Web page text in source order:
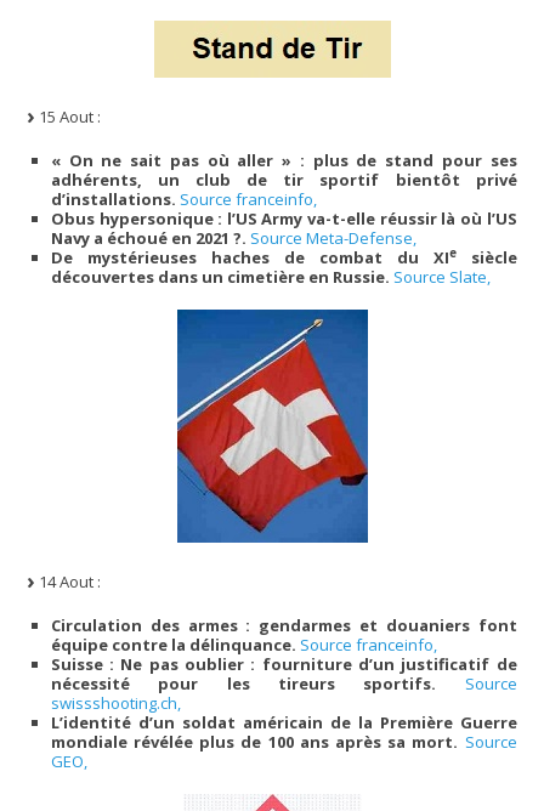
15 Aout :
« On ne sait pas où aller » : plus de stand pour ses
adhérents, un club de tir sportif bientôt privé
d’installations. Source franceinfo,
Obus hypersonique : l’US Army va-t-elle réussir là où l’US
Navy a échoué en 2021 ?. Source Meta-Defense,
De mystérieuses haches de combat du XIesiècle
découvertes dans un cimetière en Russie. Source Slate,
14 Aout :
Circulation des armes : gendarmes et douaniers font
équipe contre la délinquance. Source franceinfo,
Suisse : Ne pas oublier : fourniture d’un justificatif de
nécessité pour les tireurs sportifs. Source
swissshooting.ch,
L’identité d’un soldat américain de la Première Guerre
mondiale révélée plus de 100 ans après sa mort. Source
GEO,